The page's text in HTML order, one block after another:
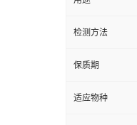
检测方法
保质期
适应物种